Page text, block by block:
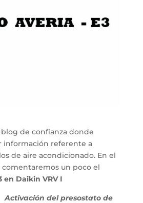
de confianza donde
información referente a
de aire acondicionado. En el
un poco el
en Daikin VRV I
Activación del presostato de